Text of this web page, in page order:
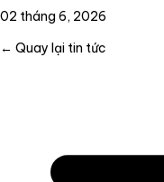
02 tháng 6, 2026
← Quay lại tin tức